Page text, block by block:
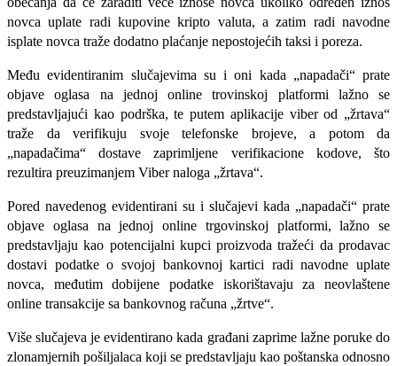
novca uplate radi kupovine kripto valuta, a zatim radi navodne
isplate novca traže dodatno plaćanje nepostojećih taksi i poreza.
Među evidentiranim slučajevima su i oni kada „napadači“ prate
objave oglasa na jednoj online trovinskoj platformi lažno se
predstavljajući kao podrška, te putem aplikacije viber od „žrtava“
traže da verifikuju svoje telefonske brojeve, a potom da
„napadačima“ dostave zaprimljene verifikacione kodove, što
rezultira preuzimanjem Viber naloga „žrtava“.
Pored navedenog evidentirani su i slučajevi kada „napadači“ prate
objave oglasa na jednoj online trgovinskoj platformi, lažno se
predstavljaju kao potencijalni kupci proizvoda tražeći da prodavac
dostavi podatke o svojoj bankovnoj kartici radi navodne uplate
novca, međutim dobijene podatke iskorištavaju za neovlaštene
online transakcije sa bankovnog računa „žrtve“.
Više slučajeva je evidentirano kada građani zaprime lažne poruke do
zlonamjernih pošiljalaca koji se predstavljaju kao poštanska odnosno